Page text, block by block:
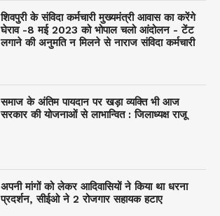
शिवपुरी के संविदा कर्मचारी मुख्यमंत्री आवास का करेंगे
घेराव -8 मई 2023 को भोपाल चलो आंदोलन - टेंट
लगाने की अनुमति न मिलने से नाराज संविदा कर्मचारी
समाज के अंतिम पायदान पर‌ खड़ा व्यक्ति भी आज
सरकार की योजनाओं से लाभान्वित : जिलाध्यक्ष राजू
अपनी मांगों को लेकर आदिवासियों ने किया था धरना
प्रदर्शन, सीईओ ने 2 रोजगार सहायक हटाए